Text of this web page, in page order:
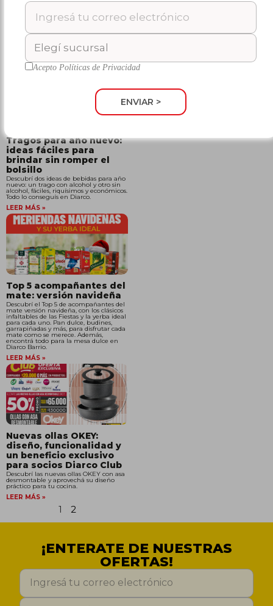
conviene comprar al por
limpieza más elegidos y por qué
conviene comprarlos al por mayor para
ahorrar, stockearse y hacer rendir tu
plata en el hogar o en tu negocio.
LEER MÁS »
Tragos para año nuevo:
ideas fáciles para
brindar sin romper el
bolsillo
Descubrí dos ideas de bebidas para año
nuevo: un trago con alcohol y otro sin
alcohol, fáciles, riquísimos y económicos.
Todo lo conseguís en Diarco.
LEER MÁS »
Top 5 acompañantes del
mate: versión navideña
Descubrí el Top 5 de acompañantes del
mate versión navideña, con los clásicos
infaltables de las Fiestas y la yerba ideal
para cada uno. Pan dulce, budines,
garrapiñadas y más, para disfrutar cada
mate como se merece. Además,
encontrá todo para la mesa dulce en
Diarco Barrio.
LEER MÁS »
Nuevas ollas OKEY:
diseño, funcionalidad y
un beneficio exclusivo
para socios Diarco Club
Descubrí las nuevas ollas OKEY con asa
desmontable y aprovechá su diseño
práctico para tu cocina.
LEER MÁS »
1 2
¡ENTERATE DE NUESTRAS
OFERTAS!
Acepto Políticas de Privacidad
ENVIAR >